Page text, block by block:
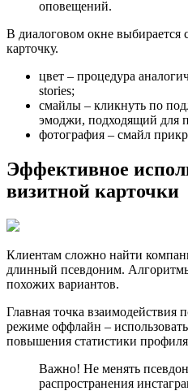
оповещений.
В диалоговом окне
карточку.
цвет – процедура
stories;
смайлы – кликнуть по
эмоджи, подходящий для
фотография – смайл
Эффективное
визитной карточки
Клиентам сложно найти
длинный псевдоним.
похожих вариантов.
Главная точка взаимодействия
режиме оффлайн –
повышения статистики
Важно! Не менять
распространения